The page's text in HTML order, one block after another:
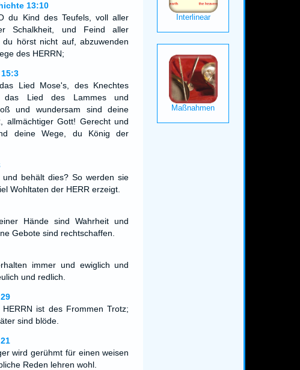
13:10
du Kind des Teufels, voll aller
Schalkheit, und Feind aller
du hörst nicht auf, abzuwenden
des HERRN;
Lied Mose's, des Knechtes
das Lied des Lammes und
und wundersam sind deine
allmächtiger Gott! Gerecht und
deine Wege, du König der
behält dies? So werden sie
Wohltaten der HERR erzeigt.
Hände sind Wahrheit und
Gebote sind rechtschaffen.
immer und ewiglich und
und redlich.
ist des Frommen Trotz;
sind blöde.
wird gerühmt für einen weisen
Reden lehren wohl.